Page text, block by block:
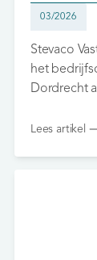
03/2026
Stevaco
het
Dordrecht
Lees artikel